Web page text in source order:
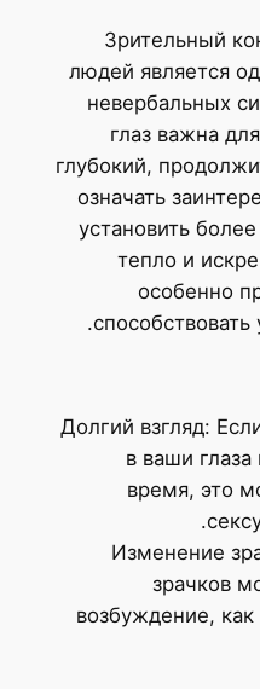
Зрительный
людей является
невербальных
глаз важна
глубокий,
означать
установить
тепло и
особенно
Долгий взгляд:
в ваши
время, это
Изменение
зрачков
возбуждение,